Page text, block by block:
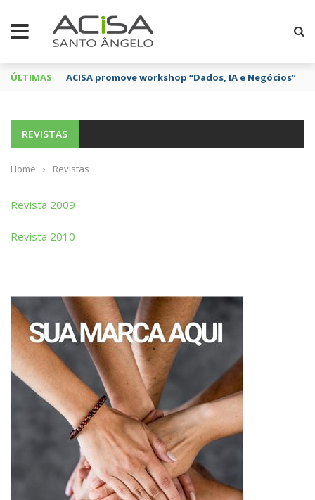
ÚLTIMAS ACISA promove workshop “Dados, IA e Negócios”
REVISTAS
Home › Revistas
Revista 2009
Revista 2010